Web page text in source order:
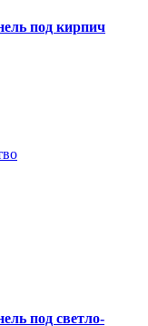
под кирпич
под светло-